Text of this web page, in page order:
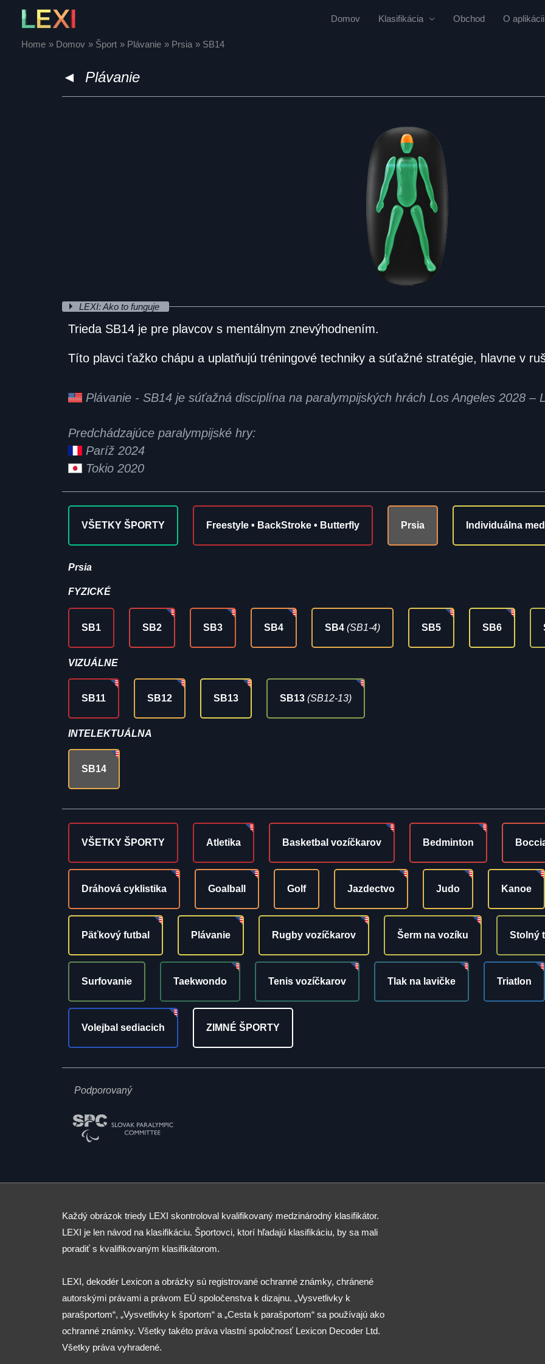
content
Domov Klasifikácia Obchod O aplikácii
Home Domov Šport Plávanie Prsia SB14
◄ Plávanie
LEXI: Ako to funguje
Trieda SB14 je pre plavcov s mentálnym znevýhodnením.
Títo plavci ťažko chápu a uplatňujú tréningové techniky a súťažné stratégie, hlavne v
Plávanie - SB14 je súťažná disciplína na paralympijských hrách Los Angeles 2028 –
Predchádzajúce paralympijské hry:
Paríž 2024
Tokio 2020
VŠETKY ŠPORTY Freestyle • BackStroke • Butterfly Prsia Individuálna
Prsia
FYZICKÉ
SB1 SB2 SB3 SB4 SB4 (SB1-4) SB5 SB6
VIZUÁLNE
SB11 SB12 SB13 SB13 (SB12-13)
INTELEKTUÁLNA
SB14
VŠETKY ŠPORTY Atletika Basketbal vozíčkarov Bedminton
Dráhová cyklistika Goalball Golf Jazdectvo Judo Kanoe
Päťkový futbal Plávanie Rugby vozíčkarov Šerm na vozíku Stolný
Surfovanie Taekwondo Tenis vozíčkarov Tlak na lavičke Triatlon
Volejbal sediacich ZIMNÉ ŠPORTY
Podporovaný
Každý obrázok triedy LEXI skontroloval kvalifikovaný medzinárodný klasifikátor.
LEXI je len návod na klasifikáciu. Športovci, ktorí hľadajú klasifikáciu, by sa mali
poradiť s kvalifikovaným klasifikátorom.
LEXI, dekodér Lexicon a obrázky sú registrované ochranné známky, chránené
autorskými právami a právom EÚ spoločenstva k dizajnu. „Vysvetlivky k
parašportom“, „Vysvetlivky k športom“ a „Cesta k parašportom“ sa používajú ako
ochranné známky. Všetky takéto práva vlastní spoločnosť Lexicon Decoder Ltd.
Všetky práva vyhradené.